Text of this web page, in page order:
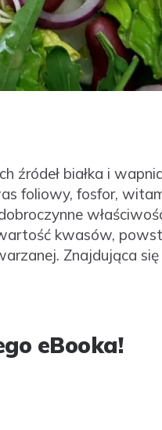
źródeł białka i
foliowy, fosfor,
kwasów,
Znajdująca
eBooka!